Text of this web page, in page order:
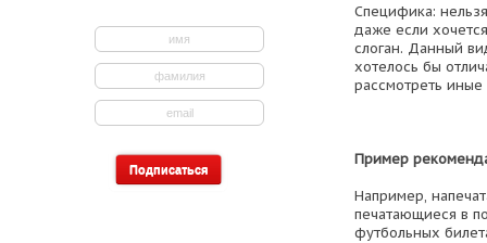
Специфика:
даже если
слоган. Данный
хотелось бы
рассмотреть
Пример
Например,
печатающиеся в
футбольных